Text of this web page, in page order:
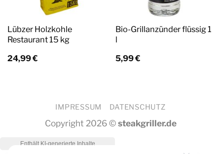
Lübzer Holzkohle
Restaurant 15 kg
24,99€
Bio-Grillanzünder flüssig 1
l
5,99€
IMPRESSUM DATENSCHUTZ
Copyright 2026 ©steakgriller.de